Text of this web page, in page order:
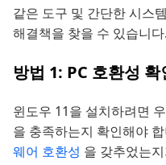
같은 도구 및 간단한 시스
해결책을 찾을 수 있습니다.
방법 1: PC 호환성 확
윈도우 11을 설치하려면
을 충족하는지 확인해야
웨어 호환성 을 갖추었는